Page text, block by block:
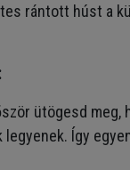
rántott húst a
ütögesd meg,
legyenek. Így